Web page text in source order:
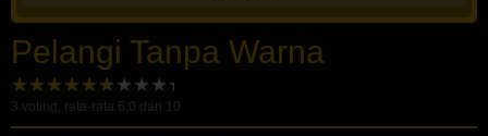
Pelangi Tanpa Warna
3 voting, rata-rata 6.0 dari 10